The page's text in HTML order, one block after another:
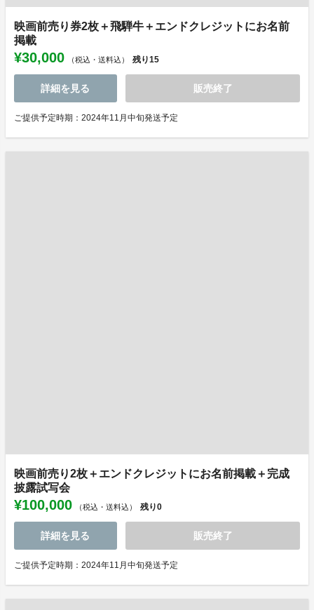
映画前売り券2枚＋飛騨牛＋エンドクレジットにお名前
掲載
¥30,000 （税込・送料込） 残り15
詳細を見る 販売終了
ご提供予定時期：2024年11月中旬発送予定
映画前売り2枚＋エンドクレジットにお名前掲載＋完成
披露試写会
¥100,000 （税込・送料込） 残り0
詳細を見る 販売終了
ご提供予定時期：2024年11月中旬発送予定